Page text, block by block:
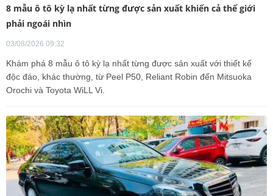
8 mẫu ô tô kỳ lạ nhất từng được sản xuất khiến cả thế giới
phải ngoái nhìn
03/08/2026 09:32
Khám phá 8 mẫu ô tô kỳ lạ nhất từng được sản xuất với thiết kế
độc đáo, khác thường, từ Peel P50, Reliant Robin đến Mitsuoka
Orochi và Toyota WiLL Vi.